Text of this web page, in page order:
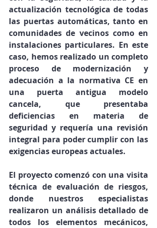
actualización tecnológica de todas
las puertas automáticas, tanto en
comunidades de vecinos como en
instalaciones particulares. En este
proceso de modernización y
adecuación a la normativa CE en
una puerta antigua modelo
cancela, que presentaba
deficiencias en materia de
seguridad y requería una revisión
integral para poder cumplir con las
exigencias europeas actuales.
El proyecto comenzó con una visita
técnica de evaluación de riesgos,
donde nuestros especialistas
realizaron un análisis detallado de
todos los elementos mecánicos,